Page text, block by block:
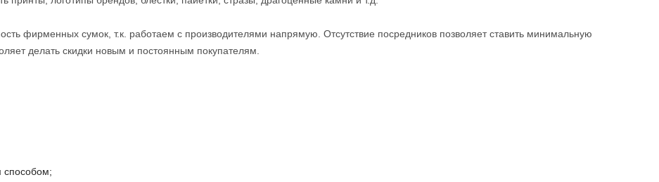
фирменных сумок, т.к. работаем с производителями напрямую. Отсутствие посредников позволяет ставить минимальную
делать скидки новым и постоянным покупателям.
способом;